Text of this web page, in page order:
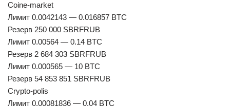
Coine-market
Лимит 0.0042143 — 0.016857 BTC
Резерв 250 000 SBRFRUB
Лимит 0.00564 — 0.14 BTC
Резерв 2 684 303 SBRFRUB
Лимит 0.000565 — 10 BTC
Резерв 54 853 851 SBRFRUB
Crypto-polis
Лимит 0.00081836 — 0.04 BTC